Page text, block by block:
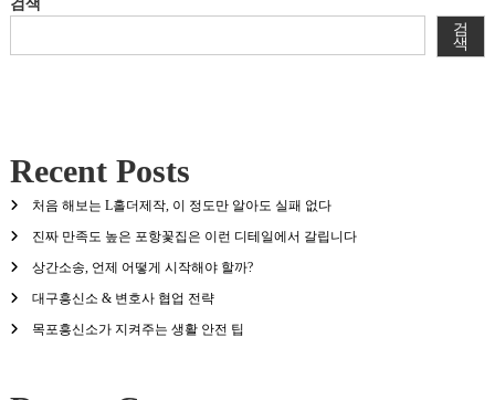
검색
검
색
Recent Posts
처음 해보는 L홀더제작, 이 정도만 알아도 실패 없다
진짜 만족도 높은 포항꽃집은 이런 디테일에서 갈립니다
상간소송, 언제 어떻게 시작해야 할까?
대구흥신소 & 변호사 협업 전략
목포흥신소가 지켜주는 생활 안전 팁